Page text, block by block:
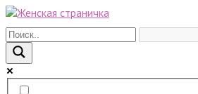
Перейти
к
контенту